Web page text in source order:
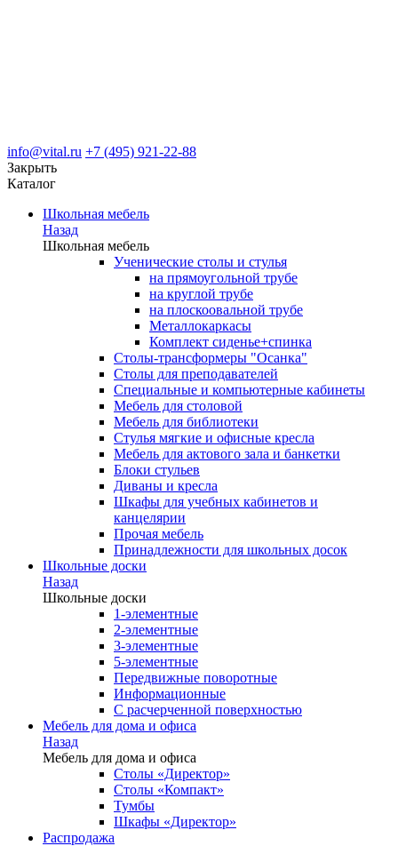
info@vital.ru +7 (495) 921-22-88
Закрыть
Каталог
Школьная мебель
Назад
Школьная мебель
Ученические столы и стулья
на прямоугольной трубе
на круглой трубе
на плоскоовальной трубе
Металлокаркасы
Комплект сиденье+спинка
Столы-трансформеры "Осанка"
Столы для преподавателей
Специальные и компьютерные кабинеты
Мебель для столовой
Мебель для библиотеки
Стулья мягкие и офисные кресла
Мебель для актового зала и банкетки
Блоки стульев
Диваны и кресла
Шкафы для учебных кабинетов и
канцелярии
Прочая мебель
Принадлежности для школьных досок
Школьные доски
Назад
Школьные доски
1-элементные
2-элементные
3-элементные
5-элементные
Передвижные поворотные
Информационные
С расчерченной поверхностью
Мебель для дома и офиса
Назад
Мебель для дома и офиса
Столы «Директор»
Столы «Компакт»
Тумбы
Шкафы «Директор»
Распродажа